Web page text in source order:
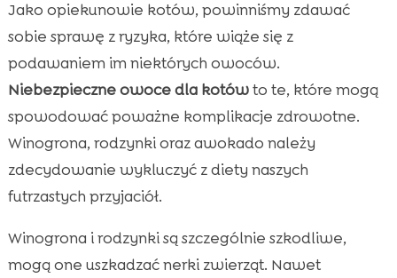
Jako opiekunowie kotów, powinniśmy zdawać
sobie sprawę z ryzyka, które wiąże się z
podawaniem im niektórych owoców.
Niebezpieczne owoce dla kotówto te, które mogą
spowodować poważne komplikacje zdrowotne.
Winogrona, rodzynki oraz awokado należy
zdecydowanie wykluczyć z diety naszych
futrzastych przyjaciół.
Winogrona i rodzynki są szczególnie szkodliwe,
mogą one uszkadzać nerki zwierząt. Nawet